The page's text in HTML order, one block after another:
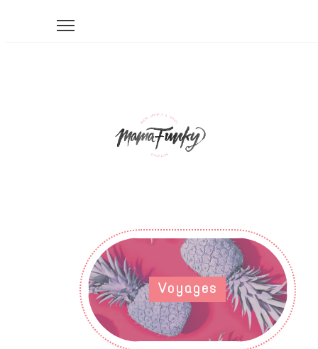
Voyages